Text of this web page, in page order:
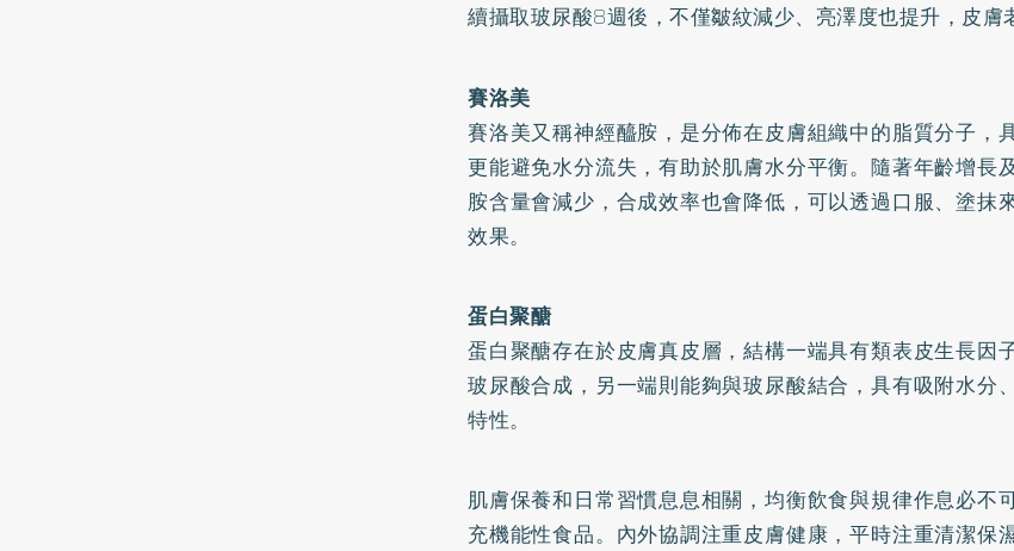
續攝取玻尿酸8週後，不僅皺紋減少、亮澤度也提升，皮膚
賽洛美
賽洛美又稱神經醯胺，是分佈在皮膚組織中的脂質分子，
更能避免水分流失，有助於肌膚水分平衡。隨著年齡增長
胺含量會減少，合成效率也會降低，可以透過口服、塗抹
效果。
蛋白聚醣
蛋白聚醣存在於皮膚真皮層，結構一端具有類表皮生長因
玻尿酸合成，另一端則能夠與玻尿酸結合，具有吸附水分
特性。
肌膚保養和日常習慣息息相關，均衡飲食與規律作息必不
充機能性食品。內外協調注重皮膚健康，平時注重清潔保